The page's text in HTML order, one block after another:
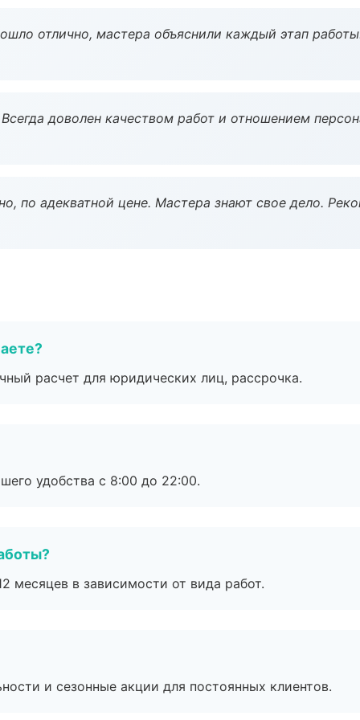
отлично, мастера объяснили каждый этап
доволен качеством работ и отношением
по адекватной цене. Мастера знают свое дело.
расчет для юридических лиц, рассрочка.
удобства с 8:00 до 22:00.
месяцев в зависимости от вида работ.
и сезонные акции для постоянных клиентов.